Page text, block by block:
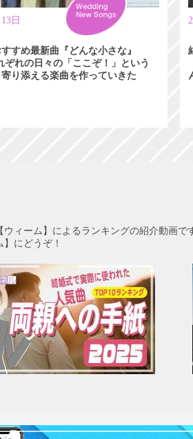
日
すめ最新曲『どんな小さな』
ぞれの日々の「ここぞ！」という
り添える楽曲を作っていきた
ィーム】によるランキングの紹介動画で
にどうぞ！